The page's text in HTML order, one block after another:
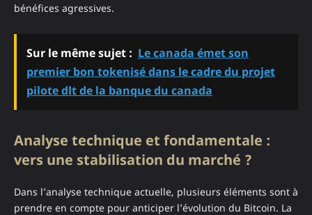
bénéfices agressives.
Sur le même sujet : Le canada émet son
premier bon tokenisé dans le cadre du projet
pilote dlt de la banque du canada
Analyse technique et fondamentale :
vers une stabilisation du marché ?
Dans l’analyse technique actuelle, plusieurs éléments sont à
prendre en compte pour anticiper l’évolution du Bitcoin. La